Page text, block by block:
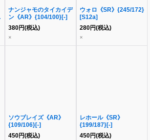
ナンジャモのタイカイデ
ン《AR》{104/100}[-]
380円(税込)
×
ウォロ《SR》{245/172}
[S12a]
280円(税込)
×
ソウブレイズ《AR》
{109/106}[-]
450円(税込)
レホール《SR》
{199/187}[-]
450円(税込)